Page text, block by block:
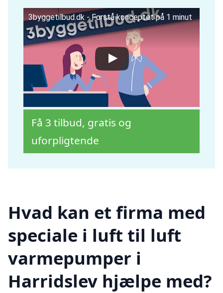
3byggetilbud.dk - Forstå konceptet på 1 minut
Få 3 tilbud, gratis og
uforpligtende
Hvad kan et firma med
speciale i luft til luft
varmepumper i
Harridslev hjælpe med?